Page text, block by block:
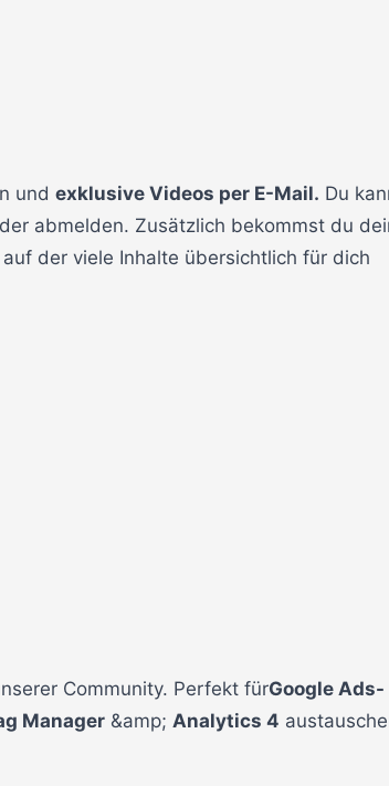
und exklusive Videos per E-Mail. Du
abmelden. Zusätzlich bekommst du
der viele Inhalte übersichtlich für dich
Community. Perfekt fürGoogle Ads-
Manager &amp; Analytics 4